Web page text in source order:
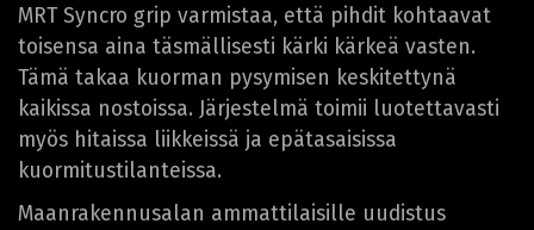
MRT Syncro grip varmistaa, että pihdit kohtaavat
toisensa aina täsmällisesti kärki kärkeä vasten.
Tämä takaa kuorman pysymisen keskitettynä
kaikissa nostoissa. Järjestelmä toimii luotettavasti
myös hitaissa liikkeissä ja epätasaisissa
kuormitustilanteissa.
Maanrakennusalan ammattilaisille uudistus